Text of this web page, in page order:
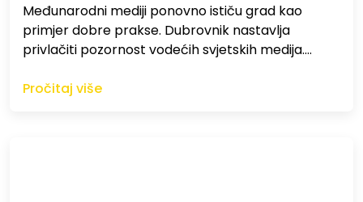
Međunarodni mediji ponovno ističu grad kao
primjer dobre prakse. Dubrovnik nastavlja
privlačiti pozornost vodećih svjetskih medija.…
Pročitaj više